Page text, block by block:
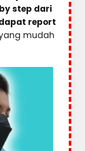
step dari
report
mudah